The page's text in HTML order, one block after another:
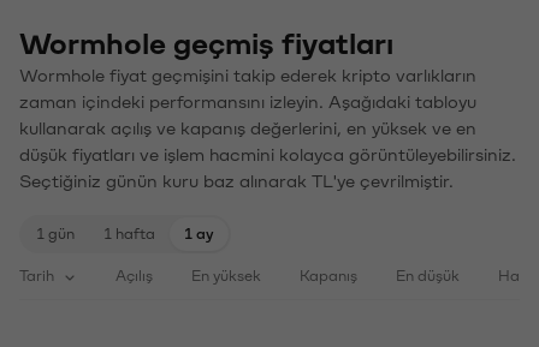
Wormhole geçmiş fiyatları
Wormhole fiyat geçmişini takip ederek kripto varlıkların
zaman içindeki performansını izleyin. Aşağıdaki tabloyu
kullanarak açılış ve kapanış değerlerini, en yüksek ve en
düşük fiyatları ve işlem hacmini kolayca görüntüleyebilirsiniz.
Seçtiğiniz günün kuru baz alınarak TL'ye çevrilmiştir.
1 gün 1 hafta 1 ay
Tarih Açılış En yüksek Kapanış En düşük